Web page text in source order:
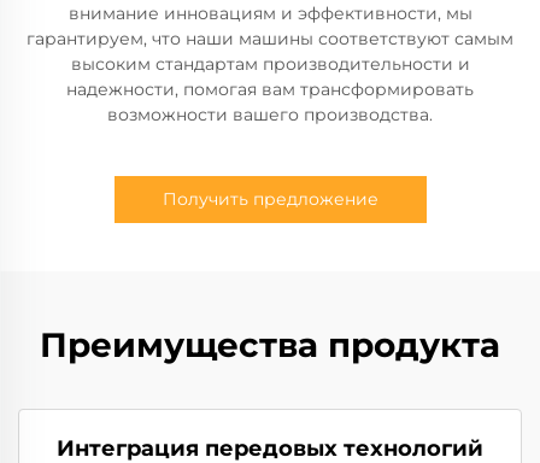
внимание инновациям и эффективности, мы
гарантируем, что наши машины соответствуют самым
высоким стандартам производительности и
надежности, помогая вам трансформировать
возможности вашего производства.
Получить предложение
Преимущества продукта
Интеграция передовых технологий